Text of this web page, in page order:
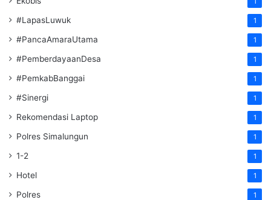
#LapasLuwuk 1
#PancaAmaraUtama 1
#PemberdayaanDesa 1
#PemkabBanggai 1
#Sinergi 1
Rekomendasi Laptop 1
Polres Simalungun 1
1-2 1
Hotel 1
Polres 1